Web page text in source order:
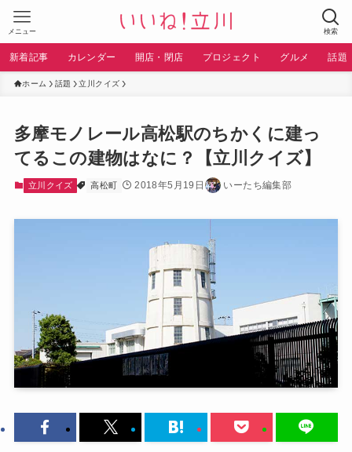
検索
メニュー
新着記事 カレンダー 開店・閉店 プロジェクト グルメ 話題
ホーム 話題 立川クイズ
多摩モノレール高松駅のちかくに建っ
てるこの建物はなに？【立川クイズ】
立川クイズ 高松町 2018年5月19日 いーたち編集部